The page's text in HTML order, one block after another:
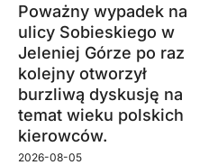
Poważny wypadek na
ulicy Sobieskiego w
Jeleniej Górze po raz
kolejny otworzył
burzliwą dyskusję na
temat wieku polskich
kierowców.
2026-08-05